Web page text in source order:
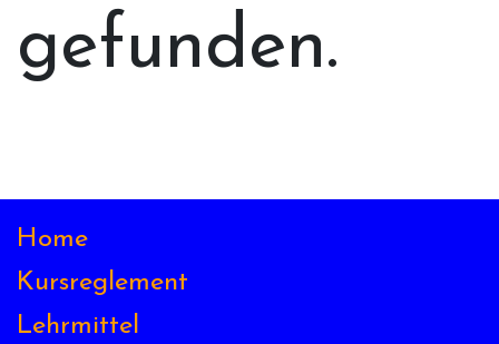
gefunden.
Home
Kursreglement
Lehrmittel